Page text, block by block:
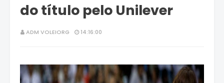
do título pelo Unilever
ADM VOLEIORG 14:16:00